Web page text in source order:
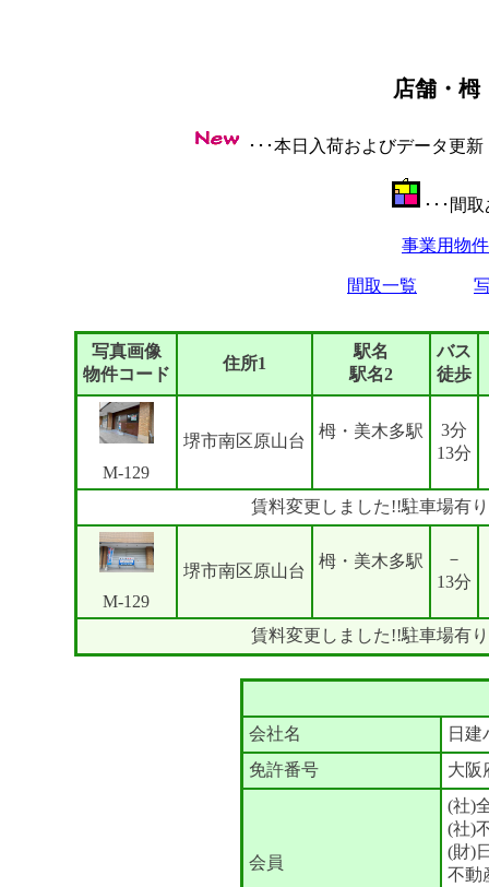
店舗・栂
･･･本日入荷およびデータ
･･･間
事業用物
間取一覧
写真画像
物件コード
住所1
駅名
駅名2
バス
徒歩
M-129
堺市南区原山台
栂・美木多駅
3分
13分
賃料変更しました!!駐車場有
M-129
堺市南区原山台
栂・美木多駅
－
13分
賃料変更しました!!駐車場有
会社名
日建
免許番号
大阪
会員
(社)
(社)
(財)
不動